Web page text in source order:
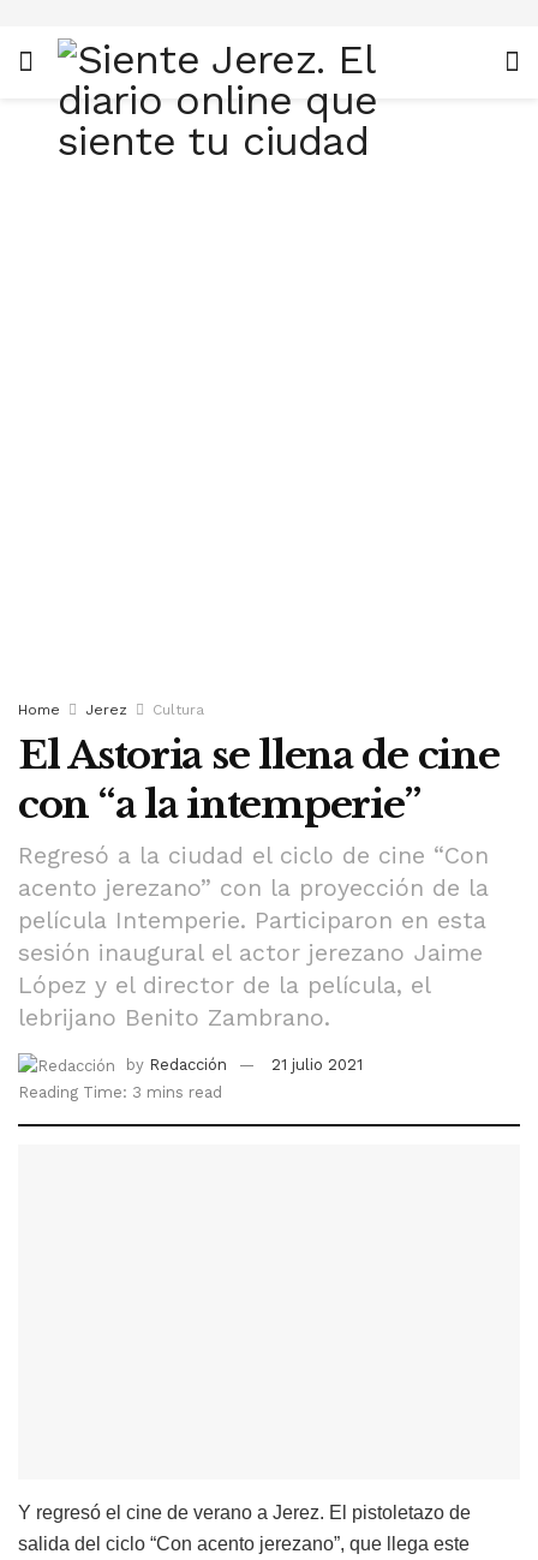
Home Jerez Cultura
El Astoria se llena de cine
con “a la intemperie”
Regresó a la ciudad el ciclo de cine “Con
acento jerezano” con la proyección de la
película Intemperie. Participaron en esta
sesión inaugural el actor jerezano Jaime
López y el director de la película, el
lebrijano Benito Zambrano.
by Redacción
21 julio 2021
Reading Time: 3 mins read
Y regresó el cine de verano a Jerez. El pistoletazo de
salida del ciclo “Con acento jerezano”, que llega este